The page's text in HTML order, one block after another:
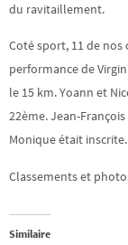
du ravitaillement.
Coté sport, 11 de
performance de
le 15 km. Yoann et
22ème. Jean-
Monique était
Classements et
Similaire